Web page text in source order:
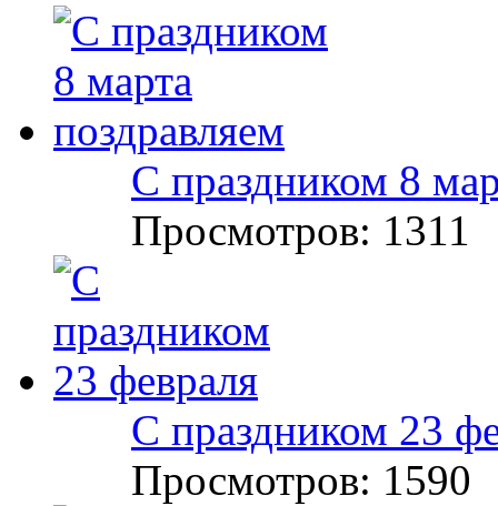
С праздником 8
Просмотров: 1311
С праздником 23
Просмотров: 1590